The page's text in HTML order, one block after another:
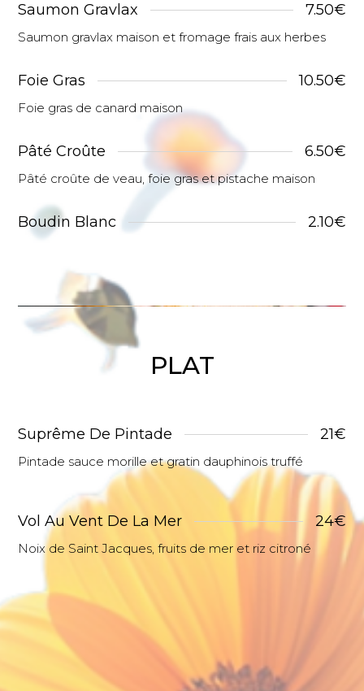
Saumon Gravlax 7.50€
Saumon gravlax maison et fromage frais aux herbes
Foie Gras 10.50€
Foie gras de canard maison
Pâté Croûte 6.50€
Pâté croûte de veau, foie gras et pistache maison
Boudin Blanc 2.10€
PLAT
Suprême De Pintade 21€
Pintade sauce morille et gratin dauphinois truffé
Vol Au Vent De La Mer 24€
Noix de Saint Jacques, fruits de mer et riz citroné